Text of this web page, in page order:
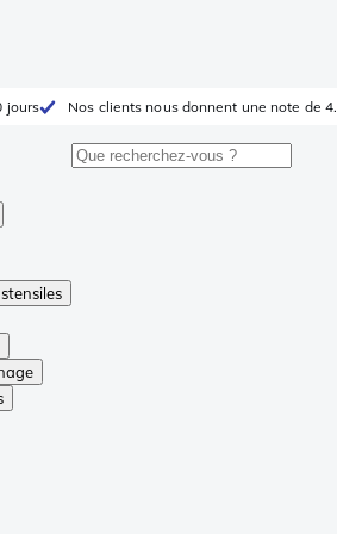
jours Nos clients nous donnent une note de